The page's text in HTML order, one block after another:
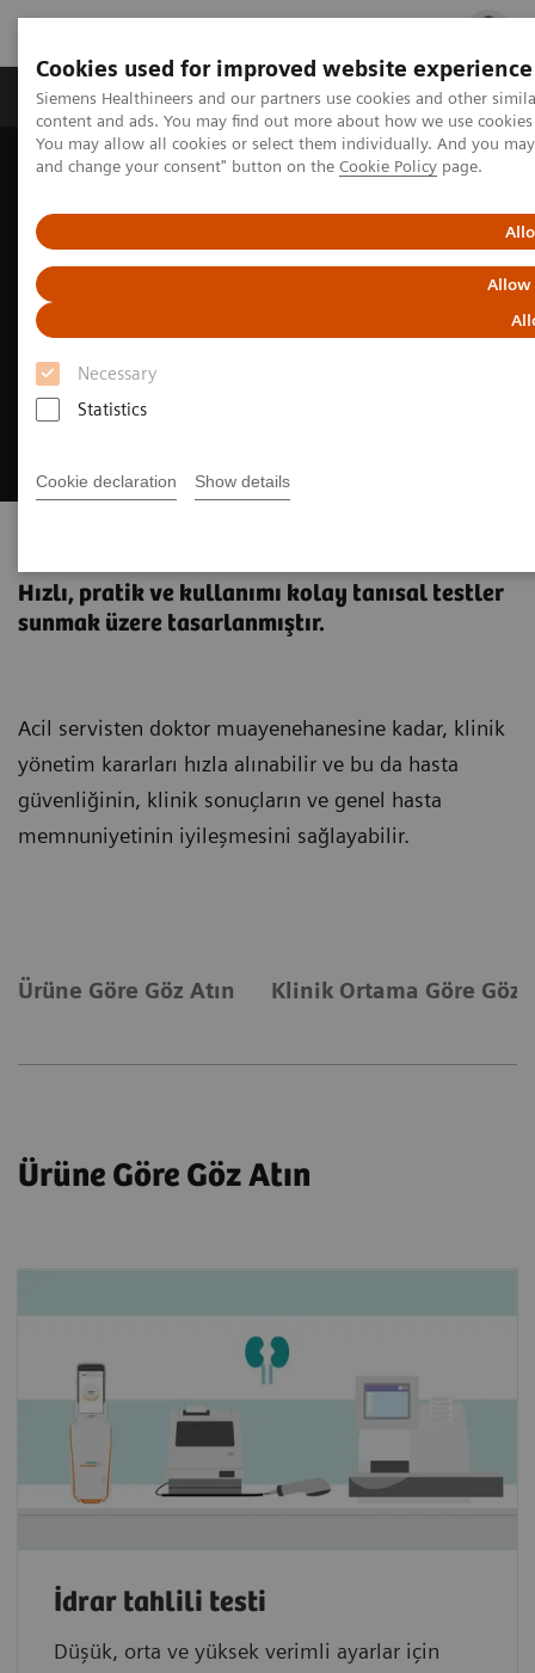
Cookies used for improved website experience
Siemens Healthineers and our partners use cookies and other
content and ads. You may find out more about how we use
You may allow all cookies or select them individually. And you
and change your consent" button on the Cookie Policy page.
Allow
Necessary
Statistics
Cookie declaration Show details
Ürün ve Hizmetler Öne Çıkanlar Sağlık
Siemens Healthineers Türkiye Hasta Başı Testleri
Hızlı, pratik ve kullanımı kolay tanısal testler
sunmak üzere tasarlanmıştır.
Acil servisten doktor muayenehanesine kadar, klinik
yönetim kararları hızla alınabilir ve bu da hasta
güvenliğinin, klinik sonuçların ve genel hasta
memnuniyetinin iyileşmesini sağlayabilir.
Ürüne Göre Göz Atın Klinik Ortama Göre Göz
Ürüne Göre Göz Atın
İdrar tahlili testi
Düşük, orta ve yüksek verimli ayarlar için